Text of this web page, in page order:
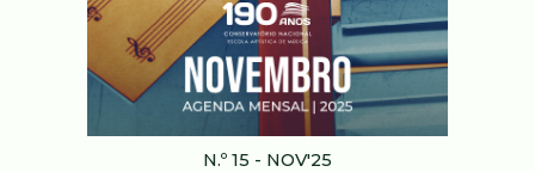
N.º 15 - NOV'25